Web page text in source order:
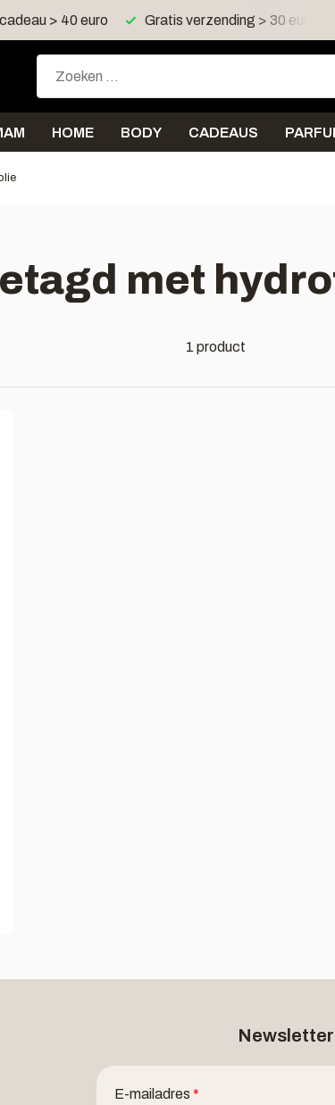
> 40 euro Gratis verzending > 30 euro in
HOME BODY CADEAUS
met
1 product
E-mailadres *